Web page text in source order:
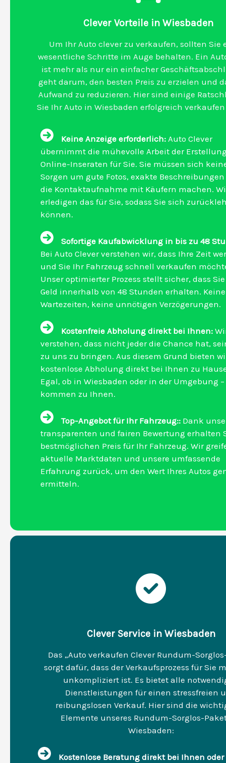
Clever Vorteile in Wiesbaden
Um Ihr Auto clever zu verkaufen, sollten Sie
wesentliche Schritte im Auge behalten. Ein
ist mehr als nur ein einfacher
geht darum, den besten Preis zu erzielen und
Aufwand zu reduzieren. Hier sind einige
Sie Ihr Auto in Wiesbaden erfolgreich
Keine Anzeige erforderlich: Auto Clever
übernimmt die mühevolle Arbeit der
Online-Inseraten für Sie. Sie müssen sich
Sorgen um gute Fotos, exakte Beschreibungen
die Kontaktaufnahme mit Käufern machen.
erledigen das für Sie, sodass Sie sich
können.
Sofortige Kaufabwicklung in bis zu 48
Bei Auto Clever verstehen wir, dass Ihre Zeit
und Sie Ihr Fahrzeug schnell verkaufen
Unser optimierter Prozess stellt sicher, dass
Geld innerhalb von 48 Stunden erhalten.
Wartezeiten, keine unnötigen Verzögerungen.
Kostenfreie Abholung direkt bei Ihnen:
verstehen, dass nicht jeder die Chance hat,
zu uns zu bringen. Aus diesem Grund bieten
kostenlose Abholung direkt bei Ihnen zu
Egal, ob in Wiesbaden oder in der Umgebung
kommen zu Ihnen.
Top-Angebot für Ihr Fahrzeug:: Dank
transparenten und fairen Bewertung erhalten
bestmöglichen Preis für Ihr Fahrzeug. Wir
aktuelle Marktdaten und unsere umfassende
Erfahrung zurück, um den Wert Ihres Autos
ermitteln.
Clever Service in Wiesbaden
Das „Auto verkaufen Clever Rundum-
sorgt dafür, dass der Verkaufsprozess für Sie
unkompliziert ist. Es bietet alle
Dienstleistungen für einen stressfreien
reibungslosen Verkauf. Hier sind die
Elemente unseres Rundum-Sorglos-
Wiesbaden:
Kostenlose Beratung direkt bei Ihnen oder